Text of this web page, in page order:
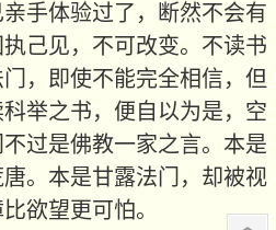
手体验过了，断然不会有
己见，不可改变。不读书
，即使不能完全相信，但
举之书，便自以为是，空
过是佛教一家之言。本是
。本是甘露法门，却被视
比欲望更可怕。